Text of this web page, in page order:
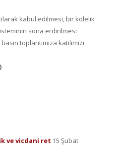
kabul edilmesi, bir kölelik
sona erdirilmesi
toplantımıza katılımızı
ve vicdani ret 15 Şubat